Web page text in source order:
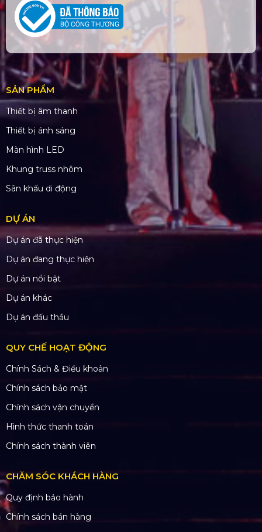
SẢN PHẨM
Thiết bị âm thanh
Thiết bị ánh sáng
Màn hình LED
Khung truss nhôm
Sân khấu di động
DỰ ÁN
Dự án đã thực hiện
Dự án đang thực hiện
Dự án nổi bật
Dự án khác
Dự án đấu thầu
QUY CHẾ HOẠT ĐỘNG
Chính Sách & Điều khoản
Chính sách bảo mật
Chính sách vận chuyển
Hình thức thanh toán
Chính sách thành viên
CHĂM SÓC KHÁCH HÀNG
Quy định bảo hành
Chính sách bán hàng